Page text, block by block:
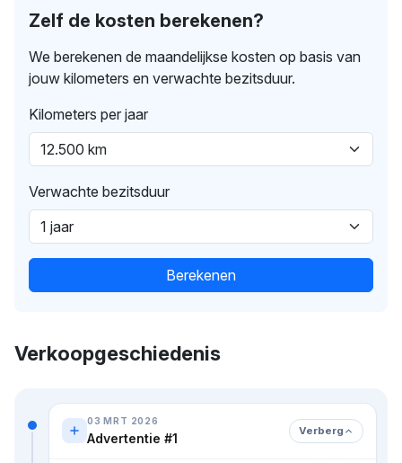
Zelf de kosten berekenen?
We berekenen de maandelijkse kosten op basis van
jouw kilometers en verwachte bezitsduur.
Kilometers per jaar
Verwachte bezitsduur
Berekenen
Verkoopgeschiedenis
03 MRT 2026
Advertentie #1 Verberg